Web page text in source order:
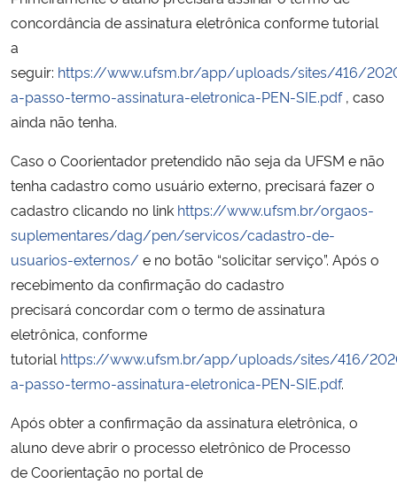
Ministério da Cidadania
Ministério de Minas e Energia
Ministério da Ciência, Tecnologia, Inovações e Comunicações
Ministério do Meio Ambiente
Ministério do Turismo
Ministério do Desenvolvimento Regional
Controladoria-Geral da União
Ministério da Mulher, da Família e dos Direitos Humanos
Secretaria-Geral
Secretaria de Governo
concordância de assinatura eletrônica conforme tutorial
a
seguir: https://www.ufsm.br/app/uploads/sites/416/
a-passo-termo-assinatura-eletronica-PEN-SIE.pdf, caso
ainda não tenha.
Caso o Coorientador pretendido não seja da UFSM e não
tenha cadastro como usuário externo, precisará fazer o
cadastro clicando no link https://www.ufsm.br/orgaos-
suplementares/dag/pen/servicos/cadastro-de-
usuarios-externos/ e no botão “solicitar serviço”. Após o
recebimento da confirmação do cadastro
precisará concordar com o termo de assinatura
eletrônica, conforme
tutorial https://www.ufsm.br/app/uploads/sites/416/
a-passo-termo-assinatura-eletronica-PEN-SIE.pdf.
Após obter a confirmação da assinatura eletrônica, o
aluno deve abrir o processo eletrônico de Processo
de Coorientação no portal de